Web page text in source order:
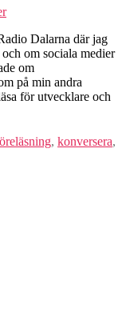
Dalarna där jag
om sociala medier
om
på min andra
för utvecklare och
, konversera,